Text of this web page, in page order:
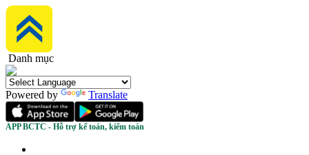
Danh mục
Powered by Translate
APP BCTC - Hỗ trợ kế toán, kiểm toán